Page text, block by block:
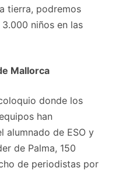
tierra, podremos
niños en las
Mallorca
donde los
han
alumnado de ESO y
de Palma, 150
de periodistas por